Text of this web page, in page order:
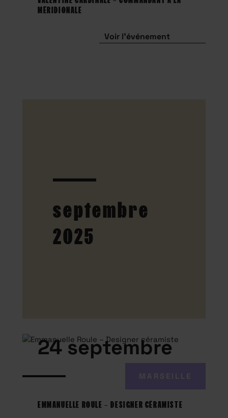
MÉRIDIONALE
Voir l'événement
septembre
2025
24 septembre
EMMANUELLE ROULE – DESIGNER CÉRAMISTE